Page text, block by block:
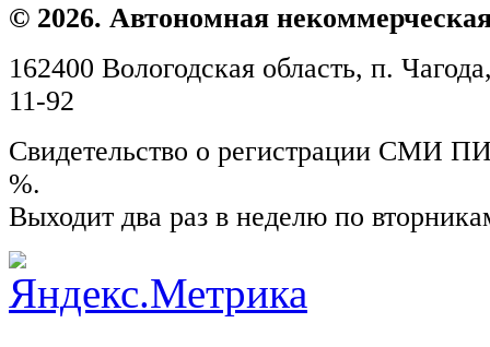
© 2026. Автономная
162400 Вологодская область, п.
11-92
Свидетельство о регистрации СМИ
%.
Выходит два раз в неделю по